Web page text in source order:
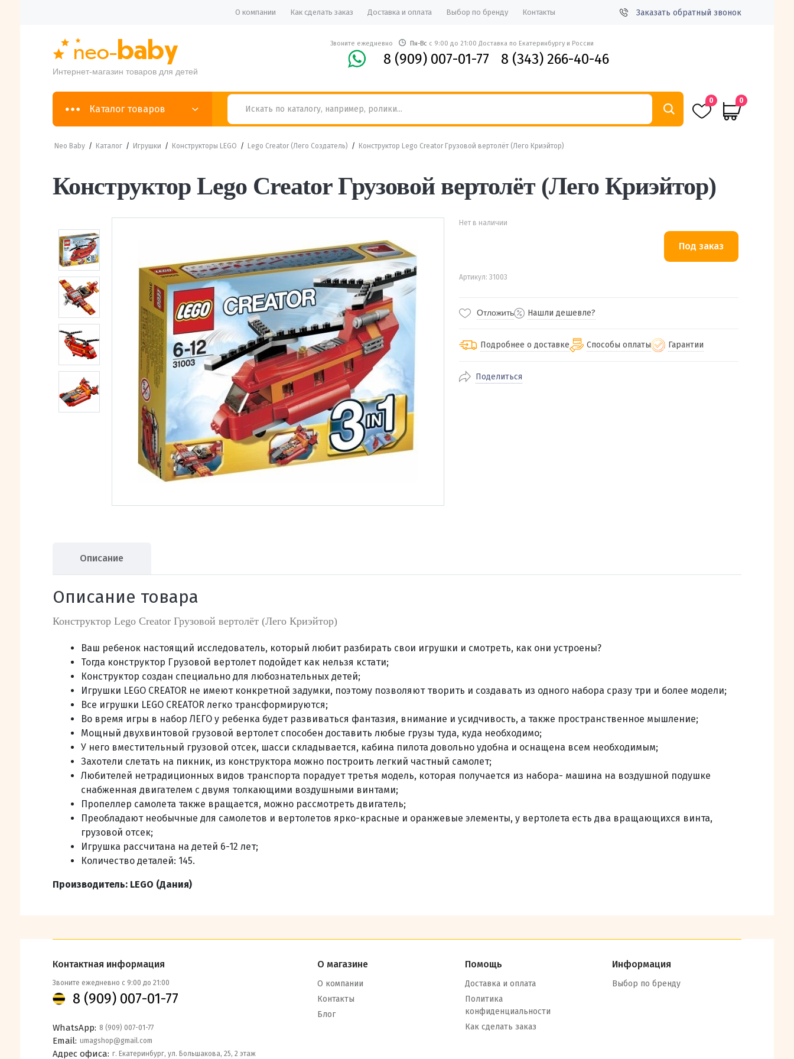
О компании Как сделать заказ Доставка и оплата Выбор по бренду Контакты Заказать обратный звонок
Интернет-магазин товаров для детей
Звоните ежедневно Пн-Вс с 9:00 до 21:00 Доставка по Екатеринбургу и России
8 (909) 007-01-77 8 (343) 266-40-46
Каталог товаров
0 0
Neo Baby/ Каталог/ Игрушки / Конструкторы LEGO / Lego Creator (Лего Создатель) / Конструктор Lego Creator Грузовой вертолёт (Лего Криэйтор)
Конструктор Lego Creator Грузовой вертолёт (Лего Криэйтор)
Нет в наличии
Артикул: 31003
Отложить Нашли дешевле?
Подробнее о доставке
По Екатеринбургу бесплатная
Способы оплаты Гарантии
Поделиться
Описание
Описание товара
Конструктор Lego Creator Грузовой вертолёт (Лего Криэйтор)
Ваш ребенок настоящий исследователь, который любит разбирать свои игрушки и смотреть, как они устроены?
Тогда конструктор Грузовой вертолет подойдет как нельзя кстати;
Конструктор создан специально для любознательных детей;
Игрушки LEGO CREATOR не имеют конкретной задумки, поэтому позволяют творить и создавать из одного набора сразу три и более модели;
Все игрушки LEGO CREATOR легко трансформируются;
Во время игры в набор ЛЕГО у ребенка будет развиваться фантазия, внимание и усидчивость, а также пространственное мышление;
Мощный двухвинтовой грузовой вертолет способен доставить любые грузы туда, куда необходимо;
У него вместительный грузовой отсек, шасси складывается, кабина пилота довольно удобна и оснащена всем необходимым;
Захотели слетать на пикник, из конструктора можно построить легкий частный самолет;
Любителей нетрадиционных видов транспорта порадует третья модель, которая получается из набора- машина на воздушной подушке
снабженная двигателем с двумя толкающими воздушными винтами;
Пропеллер самолета также вращается, можно рассмотреть двигатель;
Преобладают необычные для самолетов и вертолетов ярко-красные и оранжевые элементы, у вертолета есть два вращающихся винта,
грузовой отсек;
Игрушка рассчитана на детей 6-12 лет;
Количество деталей: 145.
Производитель: LEGO (Дания)
Контактная информация
Звоните ежедневно с 9:00 до 21:00
8 (909) 007-01-77
WhatsApp: 8 (909) 007-01-77
Email: umagshop@gmail.com
Адрес офиса: г. Екатеринбург, ул. Большакова, 25, 2 этаж
О магазине
О компании
Контакты
Блог
Помощь
Доставка и оплата
Политика
конфиденциальности
Как сделать заказ
Информация
Выбор по бренду